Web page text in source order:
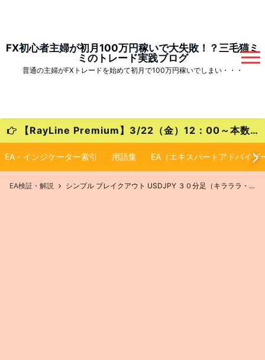
FX初心者主婦が初月100万円稼いで大失敗！？三毛猫ミ
ミのトレード実践ブログ
普通の主婦がFXトレードを始めて初月で100万円稼いでしまい・・・
【RayLine Premium】3/22（金）12：00～本数限定の大特価キャンペーンが始まります！
EA・インジケーター索引 用語集 EA（エキスパートアドバイザ
EA検証・解説 シンプル ブレイクアウト USDJPY ３０分足（キラララ・自動売買EA）徹底検証！【設定・実績・評判】